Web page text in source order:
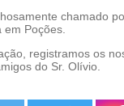
chamado
Poções.
registramos os
do Sr. Olívio.